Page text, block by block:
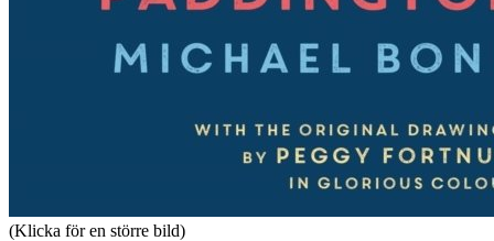
(Klicka för en större bild)